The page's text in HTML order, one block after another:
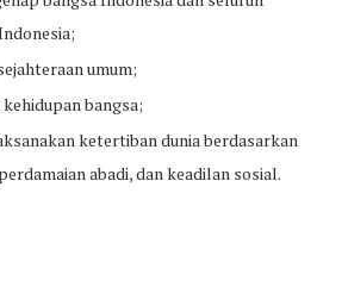
umum;
bangsa;
ketertiban dunia berdasarkan
abadi, dan keadilan sosial.